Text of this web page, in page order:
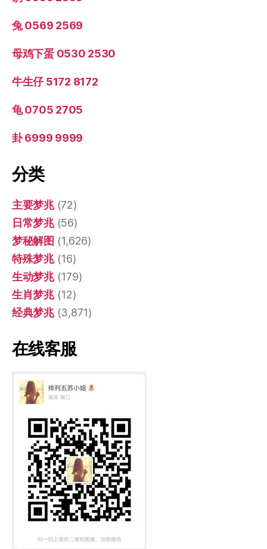
兔 0569 2569
母鸡下蛋 0530 2530
牛生仔 5172 8172
龟 0705 2705
卦 6999 9999
分类
主要梦兆(72)
日常梦兆(56)
梦秘解图 (1,626)
特殊梦兆(16)
生动梦兆(179)
生肖梦兆(12)
经典梦兆(3,871)
在线客服